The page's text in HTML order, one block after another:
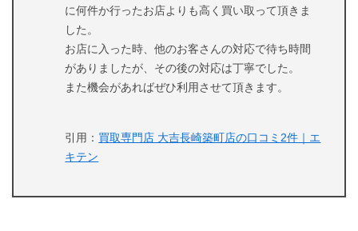
に何件か行ったお店よりも高く買い取って頂きま
した。
お店に入った時、他のお客さんの対応で待ち時間
がありましたが、その後の対応は丁寧でした。
また機会があればぜひ利用させて頂きます。
引用： 買取専門店 大吉長崎築町店の口コミ2件｜エ
キテン